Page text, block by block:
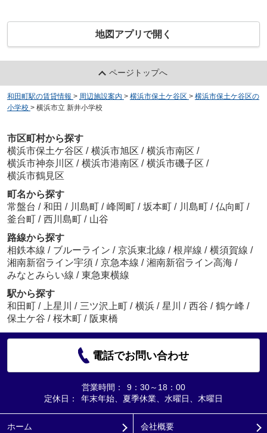
地図アプリで開く
ページトップへ
和田町駅の賃貸情報 > 周辺施設案内 > 横浜市保土ケ谷区 > 横浜市保土ケ谷区の
小学校 > 横浜市立 新井小学校
市区町村から探す
横浜市保土ケ谷区 / 横浜市旭区 / 横浜市南区 /
横浜市神奈川区 / 横浜市港南区 / 横浜市磯子区 /
横浜市鶴見区
町名から探す
常盤台 / 和田 / 川島町 / 峰岡町 / 坂本町 / 川島町 / 仏向町 /
釜台町 / 西川島町 / 山谷
路線から探す
相鉄本線 / ブルーライン / 京浜東北線 / 根岸線 / 横須賀線 /
湘南新宿ライン宇須 / 京急本線 / 湘南新宿ライン高海 /
みなとみらい線 / 東急東横線
駅から探す
和田町 / 上星川 / 三ツ沢上町 / 横浜 / 星川 / 西谷 / 鶴ケ峰 /
保土ケ谷 / 桜木町 / 阪東橋
電話でお問い合わせ
営業時間：
9：30～18：00
定休日：
年末年始、夏季休業、水曜日、木曜日
ホーム 会社概要